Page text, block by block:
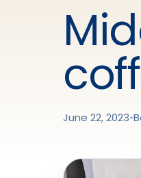
June 22, 2023•